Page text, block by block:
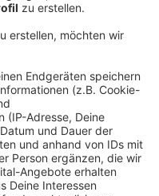
attraktiver.
16:08
für die Anwohner,
der aktuellen